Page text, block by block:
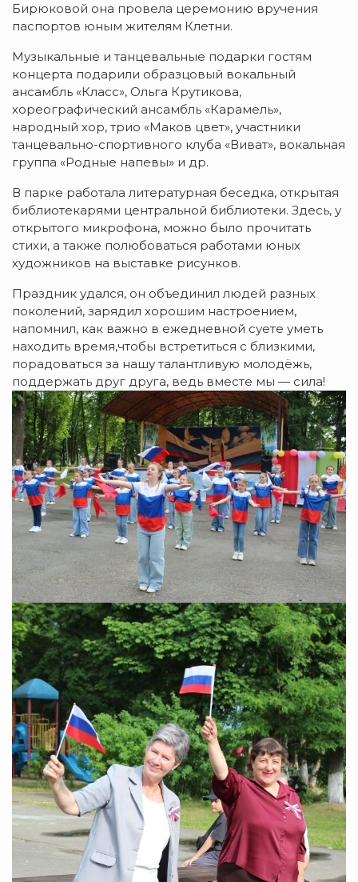
Бирюковой она провела церемонию вручения
паспортов юным жителям Клетни.
Музыкальные и танцевальные подарки гостям
концерта подарили образцовый вокальный
ансамбль «Класс», Ольга Крутикова,
хореографический ансамбль «Карамель»,
народный хор, трио «Маков цвет», участники
танцевально-спортивного клуба «Виват», вокальная
группа «Родные напевы» и др.
В парке работала литературная беседка, открытая
библиотекарями центральной библиотеки. Здесь, у
открытого микрофона, можно было прочитать
стихи, а также полюбоваться работами юных
художников на выставке рисунков.
Праздник удался, он объединил людей разных
поколений, зарядил хорошим настроением,
напомнил, как важно в ежедневной суете уметь
находить время,чтобы встретиться с близкими,
порадоваться за нашу талантливую молодёжь,
поддержать друг друга, ведь вместе мы — сила!